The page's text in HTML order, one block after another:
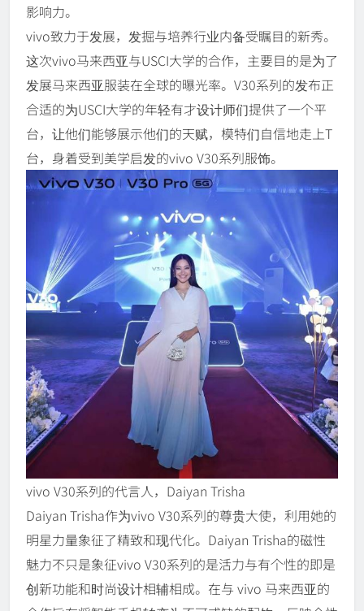
影响力。
vivo致力于发展，发掘与培养行业内备受瞩目的新秀。
这次vivo马来西亚与USCI大学的合作，主要目的是为了
发展马来西亚服装在全球的曝光率。V30系列的发布正
合适的为USCI大学的年轻有才设计师们提供了一个平
台，让他们能够展示他们的天赋，模特们自信地走上T
台，身着受到美学启发的vivo V30系列服饰。
vivo V30系列的代言人，Daiyan Trisha
Daiyan Trisha作为vivo V30系列的尊贵大使，利用她的
明星力量象征了精致和现代化。Daiyan Trisha的磁性
魅力不只是象征vivo V30系列的是活力与有个性的即是
创新功能和时尚设计相辅相成。在与 vivo 马来西亚的